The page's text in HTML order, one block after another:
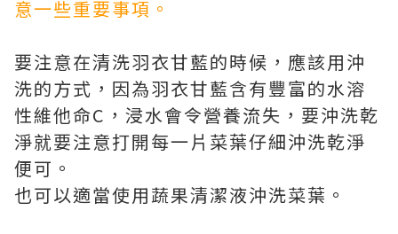
意一些重要事項。
要注意在清洗羽衣甘藍的時候，應該用沖
洗的方式，因為羽衣甘藍含有豐富的水溶
性維他命C，浸水會令營養流失，要沖洗乾
淨就要注意打開每一片菜葉仔細沖洗乾淨
便可。
也可以適當使用蔬果清潔液沖洗菜葉。